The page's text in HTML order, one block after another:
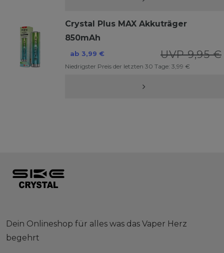
Crystal Plus MAX Akkuträger
850mAh
UVP 9,95 €
ab 3,99 €
Niedrigster Preis der letzten 30 Tage: 3,99 €
Dein Onlineshop für alles was das Vaper Herz
begehrt